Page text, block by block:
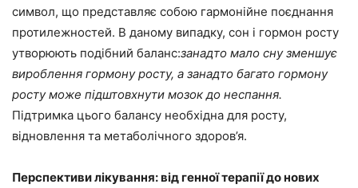
символ, що представляє собою гармонійне поєднання
протилежностей. В даному випадку, сон і гормон росту
утворюють подібний баланс:занадто мало сну зменшує
вироблення гормону росту, а занадто багато гормону
росту може підштовхнути мозок до неспання.
Підтримка цього балансу необхідна для росту,
відновлення та метаболічного здоров’я.
Перспективи лікування: від генної терапії до нових